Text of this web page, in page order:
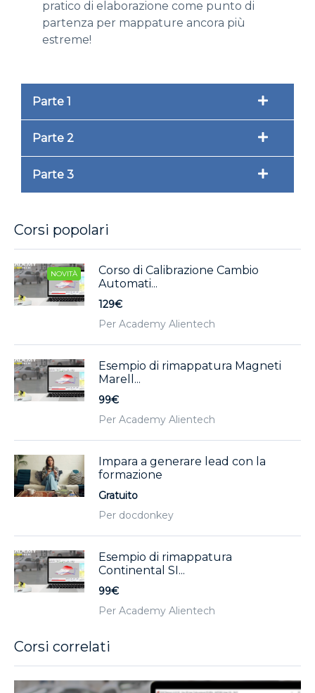
pratico di elaborazione come punto di
partenza per mappature ancora più
estreme!
Parte 1
Parte 2
Parte 3
Corsi correlati
Corsi popolari
NOVITÀ
Corso di Calibrazione Cambio
Automati...
129€
Per Academy Alientech
Esempio di rimappatura Magneti
Marell...
99€
Per Academy Alientech
Impara a generare lead con la
formazione
Gratuito
Per docdonkey
Esempio di rimappatura
Continental SI...
99€
Per Academy Alientech